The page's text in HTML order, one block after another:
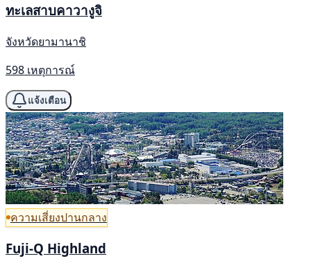
ทะเลสาบคาวางูจิ
จังหวัดยามานาชิ
598 เหตุการณ์
แจ้งเตือน
ความเสี่ยงปานกลาง
Fuji-Q Highland